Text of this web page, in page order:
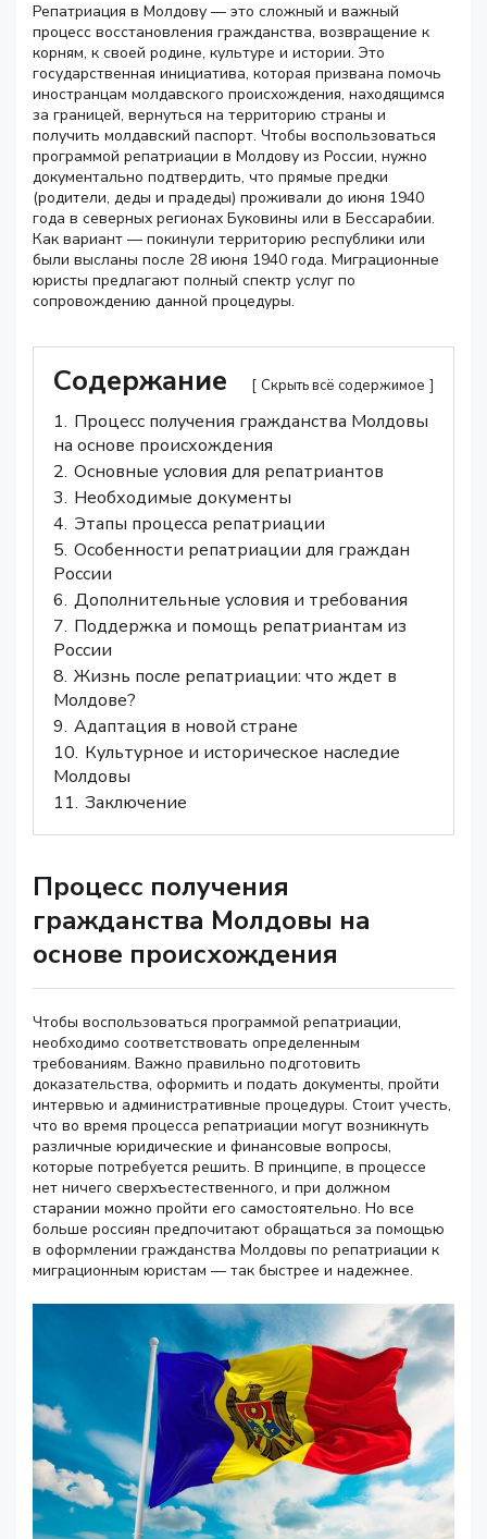
Репатриация в Молдову — это сложный и важный
процесс восстановления гражданства, возвращение к
корням, к своей родине, культуре и истории. Это
государственная инициатива, которая призвана помочь
иностранцам молдавского происхождения, находящимся
за границей, вернуться на территорию страны и
получить молдавский паспорт. Чтобы воспользоваться
программой репатриации в Молдову из России, нужно
документально подтвердить, что прямые предки
(родители, деды и прадеды) проживали до июня 1940
года в северных регионах Буковины или в Бессарабии.
Как вариант — покинули территорию республики или
были высланы после 28 июня 1940 года. Миграционные
юристы предлагают полный спектр услуг по
сопровождению данной процедуры.
Содержание Скрыть всё содержимое
1. Процесс получения гражданства Молдовы
на основе происхождения
2. Основные условия для репатриантов
3. Необходимые документы
4. Этапы процесса репатриации
5. Особенности репатриации для граждан
России
6. Дополнительные условия и требования
7. Поддержка и помощь репатриантам из
России
8. Жизнь после репатриации: что ждет в
Молдове?
9. Адаптация в новой стране
10. Культурное и историческое наследие
Молдовы
11. Заключение
Процесс получения
гражданства Молдовы на
основе происхождения
Чтобы воспользоваться программой репатриации,
необходимо соответствовать определенным
требованиям. Важно правильно подготовить
доказательства, оформить и подать документы, пройти
интервью и административные процедуры. Стоит учесть,
что во время процесса репатриации могут возникнуть
различные юридические и финансовые вопросы,
которые потребуется решить. В принципе, в процессе
нет ничего сверхъестественного, и при должном
старании можно пройти его самостоятельно. Но все
больше россиян предпочитают обращаться за помощью
в оформлении гражданства Молдовы по репатриации к
миграционным юристам — так быстрее и надежнее.